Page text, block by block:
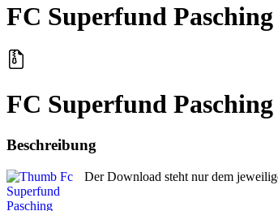
FC Superfund Pasching
FC Superfund Pasching
Beschreibung
Der Download steht nur dem